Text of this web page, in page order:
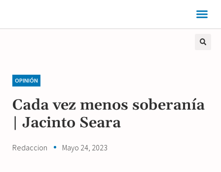
OPINIÓN
Cada vez menos soberanía
| Jacinto Seara
Redaccion Mayo 24, 2023